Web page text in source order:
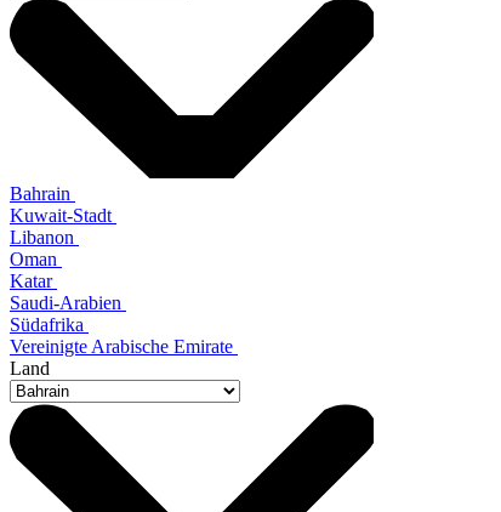
Bahrain
Kuwait-Stadt
Libanon
Oman
Katar
Saudi-Arabien
Südafrika
Vereinigte Arabische Emirate
Land